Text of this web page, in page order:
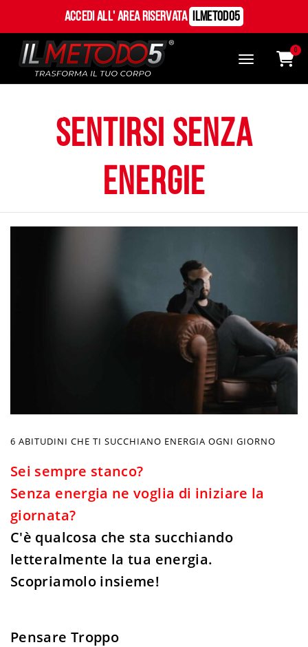
Accedi all' Area Riservata ILMetodo5
0
sentirsi senza
energie
6 ABITUDINI CHE TI SUCCHIANO ENERGIA OGNI GIORNO
Sei sempre stanco?
Senza energia ne voglia di iniziare la
giornata?
C'è qualcosa che sta succhiando
letteralmente la tua energia.
Scopriamolo insieme!
Pensare Troppo